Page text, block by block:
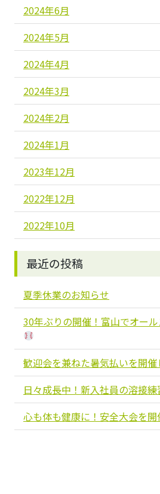
2024年6月
2024年5月
2024年4月
2024年3月
2024年2月
2024年1月
2023年12月
2022年12月
2022年10月
最近の投稿
夏季休業のお知らせ
30年ぶりの開催！富山でオー
歓迎会を兼ねた暑気払いを開催
日々成長中！新入社員の溶接練
心も体も健康に！安全大会を